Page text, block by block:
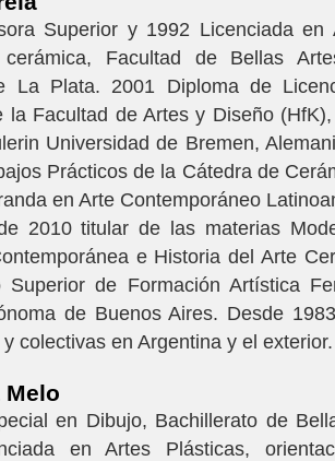
Superior y 1992 Licenciada en
cerámica, Facultad de Bellas
La Plata. 2001 Diploma de
la Facultad de Artes y Diseño
Universidad de Bremen,
Prácticos de la Cátedra de
en Arte Contemporáneo
2010 titular de las materias
e Historia del Arte
Superior de Formación Artística
de Buenos Aires. Desde
y colectivas en Argentina y el
Melo
en Dibujo, Bachillerato de
en Artes Plásticas,